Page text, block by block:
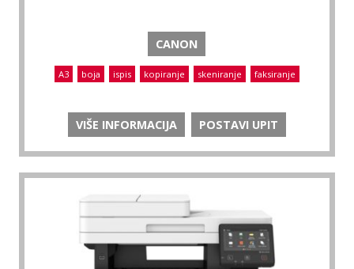
CANON
A3 boja ispis kopiranje skeniranje faksiranje
VIŠE INFORMACIJA POSTAVI UPIT